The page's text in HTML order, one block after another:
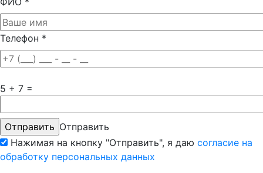
Телефон *
5 + 7 =
Отправить
Нажимая на кнопку "Отправить", я даю согласие на
обработку персональных данных